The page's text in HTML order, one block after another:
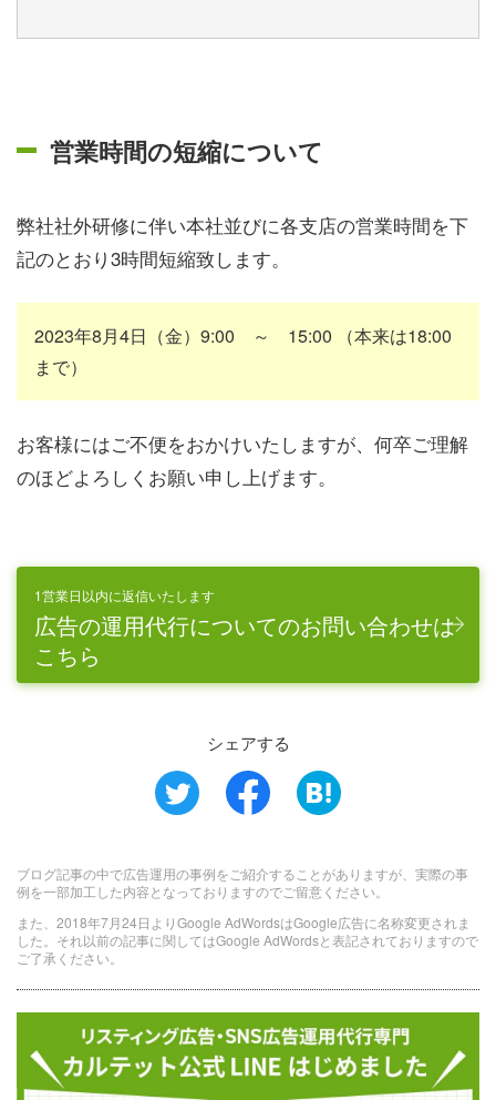
営業時間の短縮について
弊社社外研修に伴い本社並びに各支店の営業時間を下
記のとおり3時間短縮致します。
2023年8月4日（金）9:00 ～ 15:00 （本来は18:00
まで）
お客様にはご不便をおかけいたしますが、何卒ご理解
のほどよろしくお願い申し上げます。
1営業日以内に返信いたします
広告の運用代行についてのお問い合わせは
こちら
シェアする
ブログ記事の中で広告運用の事例をご紹介することがありますが、実際の事
例を一部加工した内容となっておりますのでご留意ください。
また、2018年7月24日よりGoogle AdWordsはGoogle広告に名称変更されま
した。それ以前の記事に関してはGoogle AdWordsと表記されておりますので
ご了承ください。